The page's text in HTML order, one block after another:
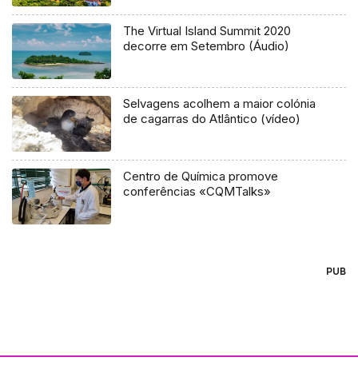
The Virtual Island Summit 2020
decorre em Setembro (Áudio)
Selvagens acolhem a maior colónia
de cagarras do Atlântico (vídeo)
Centro de Química promove
conferências «CQMTalks»
PUB